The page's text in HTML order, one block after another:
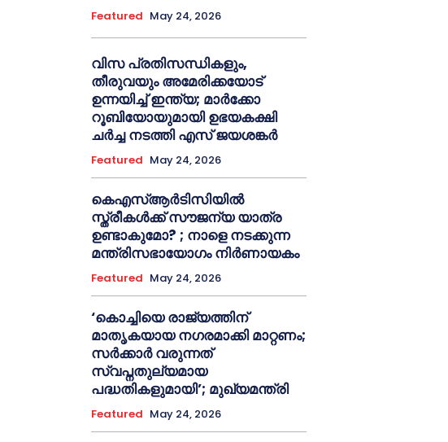
Featured May 24, 2026
വിസ പ്രതിസന്ധികളും,
തീരുവയും അമേരിക്കയോട്
ഉന്നയിച്ച് ഇന്ത്യ; മാർക്കോ
റൂബിയോയുമായി ഉഭയകക്ഷി
ചർച്ച നടത്തി എസ് ജയശങ്കർ
Featured May 24, 2026
കെഎസ്ആർടിസിയിൽ
സ്ത്രീകൾക്ക് സൗജന്യ യാത്ര
ഉണ്ടാകുമോ? ; നാളെ നടക്കുന്ന
മന്ത്രിസഭായോഗം നിർണായകം
Featured May 24, 2026
‘കൊച്ചിയെ രാജ്യത്തിന്
മാതൃകയായ നഗരമാക്കി മാറ്റണം;
സർക്കാർ വരുന്നത്
സ്വപ്നതുല്യമായ
പദ്ധതികളുമായി’; മുഖ്യമന്ത്രി
Featured May 24, 2026